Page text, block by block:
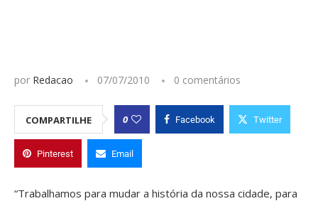
por Redacao 07/07/2010 0 comentários
COMPARTILHE 0 Facebook Twitter
Pinterest Email
“Trabalhamos para mudar a história da nossa cidade, para